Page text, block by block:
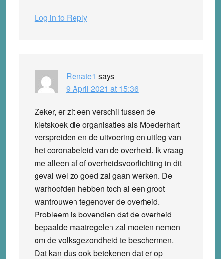
Log in to Reply
Renate1 says
9 April 2021 at 15:36
Zeker, er zit een verschil tussen de
kletskoek die organisaties als Moederhart
verspreiden en de uitvoering en uitleg van
het coronabeleid van de overheid. Ik vraag
me alleen af of overheidsvoorlichting in dit
geval wel zo goed zal gaan werken. De
warhoofden hebben toch al een groot
wantrouwen tegenover de overheid.
Probleem is bovendien dat de overheid
bepaalde maatregelen zal moeten nemen
om de volksgezondheid te beschermen.
Dat kan dus ook betekenen dat er op